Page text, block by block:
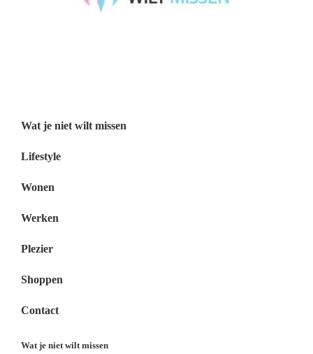
Wat je niet wilt missen
Lifestyle
Wonen
Werken
Plezier
Shoppen
Contact
Wat je niet wilt missen